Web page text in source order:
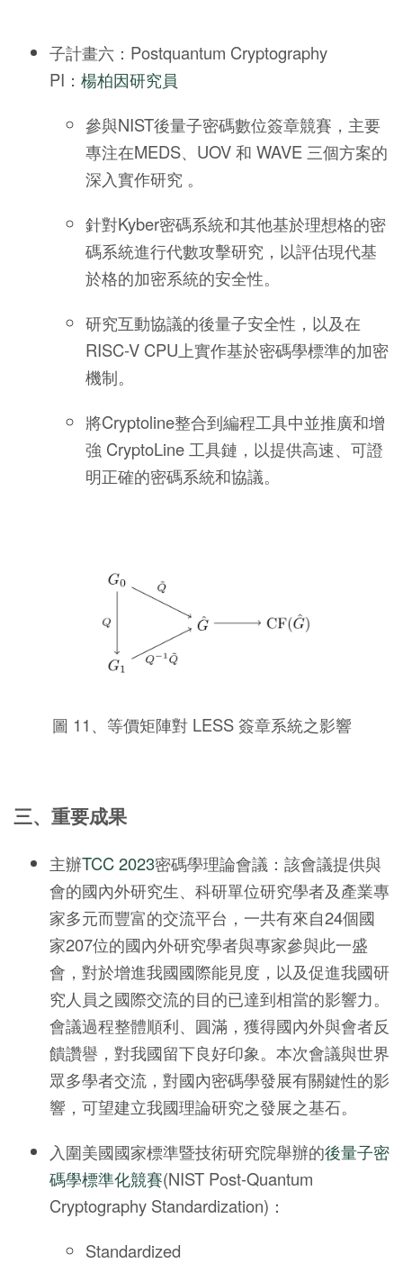
子計畫六：Postquantum Cryptography
PI： 楊柏因研究員
參與NIST後量子密碼數位簽章競賽，主要
專注在MEDS、UOV 和 WAVE 三個方案的
深入實作研究 。
針對Kyber密碼系統和其他基於理想格的密
碼系統進行代數攻擊研究，以評估現代基
於格的加密系統的安全性。
研究互動協議的後量子安全性，以及在
RISC-V CPU上實作基於密碼學標準的加密
機制。
將Cryptoline整合到編程工具中並推廣和增
強 CryptoLine 工具鏈，以提供高速、可證
明正確的密碼系統和協議。
圖 11、等價矩陣對 LESS 簽章系統之影響
三、重要成果
主辦TCC 2023密碼學理論會議：該會議提供與
會的國內外研究生、科研單位研究學者及產業專
家多元而豐富的交流平台，一共有來自24個國
家207位的國內外研究學者與專家參與此一盛
會，對於增進我國國際能見度，以及促進我國研
究人員之國際交流的目的已達到相當的影響力。
會議過程整體順利、圓滿，獲得國內外與會者反
饋讚譽，對我國留下良好印象。本次會議與世界
眾多學者交流，對國內密碼學發展有關鍵性的影
響，可望建立我國理論研究之發展之基石。
入圍美國國家標準暨技術研究院舉辦的後量子密
碼學標準化競賽(NIST Post-Quantum
Cryptography Standardization)：
Standardized